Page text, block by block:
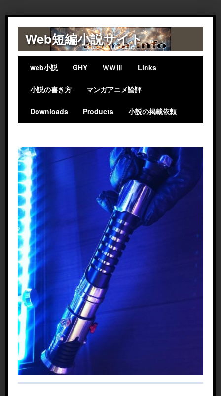
Web短編小説サイト
web小説 GHY ＷＷⅢ Links
小説の書き方 マンガアニメ論評
Downloads Products 小説の掲載依頼